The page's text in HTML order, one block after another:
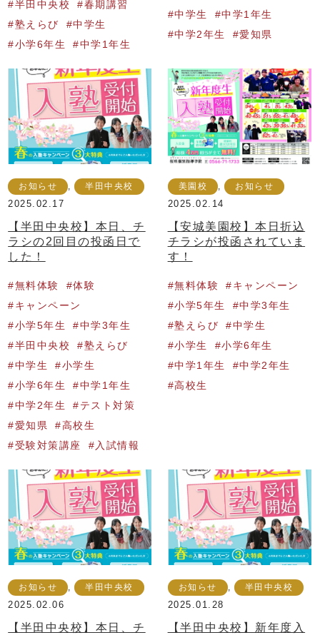
半田中央校
春期講習
塾えらび
中学生
小学6年生
中学1年生
中学生
中学1年生
中学2年生
愛知県
お知らせ , 半田中央校
2025.02.17
【半田中央校】本日、チ
ラシの2回目の投函日で
した！
無料体験
体験
キャンペーン
小学5年生
中学3年生
半田中央校
塾えらび
中学生
小学生
小学6年生
中学1年生
中学2年生
テスト対策
愛知県
高校生
受験対策講座
入試情報
美園校 , お知らせ
2025.02.14
【安城美園校】本日折込
チラシが投函されていま
す！
無料体験
キャンペーン
小学5年生
中学3年生
塾えらび
中学生
小学生
小学6年生
中学1年生
中学2年生
高校生
お知らせ , 半田中央校
2025.02.06
【半田中央校】本日、チ
お知らせ , 半田中央校
2025.01.28
【半田中央校】新年度入